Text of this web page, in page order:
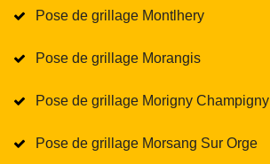
Pose de grillage Montlhery
Pose de grillage Morangis
Pose de grillage Morigny Champigny
Pose de grillage Morsang Sur Orge